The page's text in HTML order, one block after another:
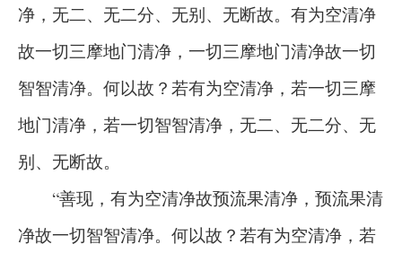
净，无二、无二分、无别、无断故。有为空清净
故一切三摩地门清净，一切三摩地门清净故一切
智智清净。何以故？若有为空清净，若一切三摩
地门清净，若一切智智清净，无二、无二分、无
别、无断故。
“善现，有为空清净故预流果清净，预流果清
净故一切智智清净。何以故？若有为空清净，若